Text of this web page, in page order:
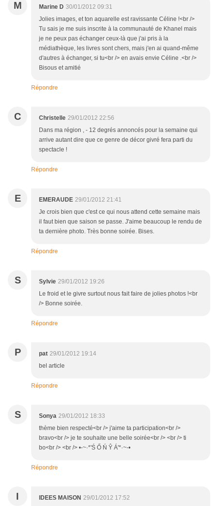
M Marine D 30/01/2012 09:31
Jolies images, et ton aquarelle est ravissante Céline !<br />
Tu sais je me suis inscrite à la communauté de Khanel mais
je ne peux pas échanger ceux-là que j'ai pris à la
médiathèque, les livres sont chers, mais j'en ai quand-même
d'autres à échanger, si tu<br /> en avais envie Céline .<br />
Bisous et amitié
Répondre
C Christelle 29/01/2012 22:56
Dans ma région , - 12 degrés annoncés pour la semaine qui
arrive autant dire que ce genre de décor givré fera parti du
spectacle !
Répondre
E EMERAUDE 29/01/2012 21:41
Je crois bien que c'est ce qui nous attend cette semaine mais
il faut bien que saison se passe. J'aime beaucoup le rendu de
ta dernière photo. Très bonne soirée. Bises.
Répondre
S Sylvie 29/01/2012 19:26
Le froid et le givre surtout nous fait faire de jolies photos !<br
/> Bonne soirée.
Répondre
P pat 29/01/2012 19:14
bel article
Répondre
S Sonya 29/01/2012 18:33
thème bien respecté<br /> j'aime ta participation<br />
bravo<br /> je te souhaite une belle soirée<br /> <br /> ti
bo<br /> <br /> •-~·*'Ś Ő Ń Ŷ Á'*·~-•
Répondre
I IDEES MAISON 29/01/2012 17:52